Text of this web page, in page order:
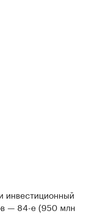
инвестиционный
— 84-е (950 млн